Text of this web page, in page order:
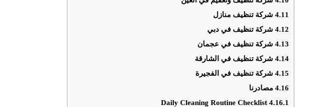
4.11شركة تنظيف منازل
4.12شركة تنظيف في دبي
4.13شركة تنظيف في عجمان
4.14شركة تنظيف في الشارقة
4.15شركة تنظيف في الفجيرة
4.16مصادرنا
4.16.1
Daily Cleaning Routine Checklist